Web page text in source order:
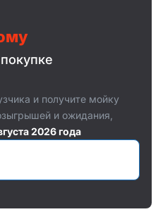
и получите мойку
и ожидания,
2026 года